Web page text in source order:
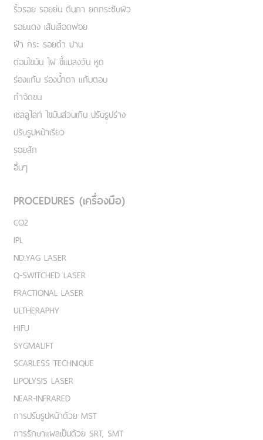
ริ้วรอย รอยย่น ตีนกา ยกกระชับผิว
รอยแดง เส้นเลือดฟอย
ฝ้า กระ รอยดำ ปาน
ต่อมไขมัน ไฝ ขี้แมลงวัน หูด
ร่องแก้ม ร่องน้ำตา แก้มตอบ
กำจัดขน
เชลลูไลท์ ไขมันส่วนเกิน ปรับรูปร่าง
ปรับรูปหน้าเรียว
รอยสัก
อื่นๆ
PROCEDURES (เครื่องมือ)
CO2
IPL
ND:YAG LASER
Q-SWITCHED LASER
FRACTIONAL LASER
ULTHERAPHY
HIFU
SYGMALIFT
SCARLESS TECHNIQUE
LIPOLYSIS LASER
NEAR-INFRARED
การปรับรูปหน้าด้วย MST
การรักษาแผลเป็นด้วย SRT, SMT